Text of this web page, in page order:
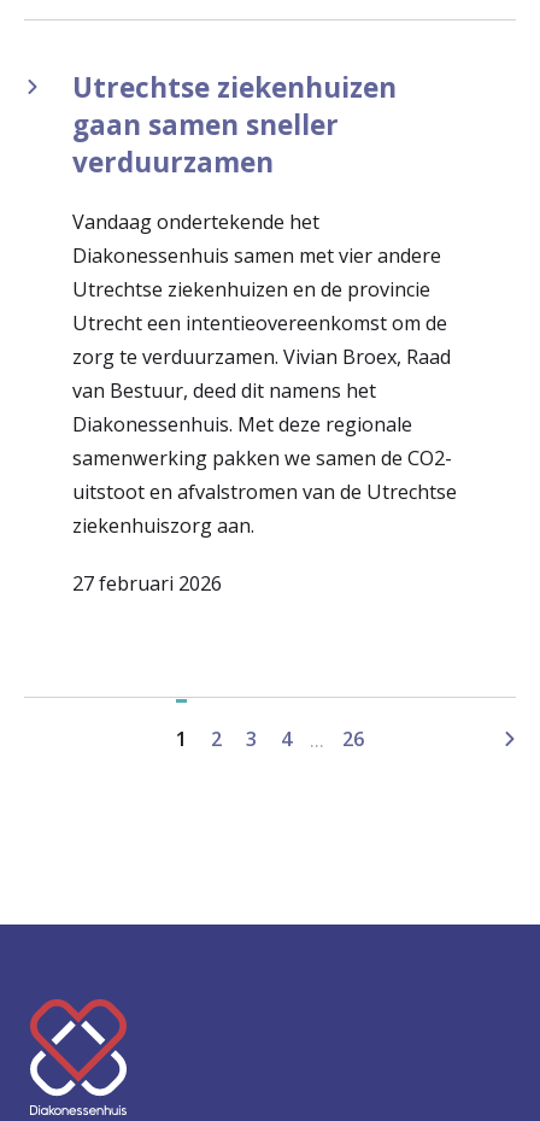
Utrechtse ziekenhuizen
gaan samen sneller
verduurzamen
Vandaag ondertekende het
Diakonessenhuis samen met vier andere
Utrechtse ziekenhuizen en de provincie
Utrecht een intentieovereenkomst om de
zorg te verduurzamen. Vivian Broex, Raad
van Bestuur, deed dit namens het
Diakonessenhuis. Met deze regionale
samenwerking pakken we samen de CO2-
uitstoot en afvalstromen van de Utrechtse
ziekenhuiszorg aan.
27 februari 2026
1 2 3 4 ... 26
K
e
e